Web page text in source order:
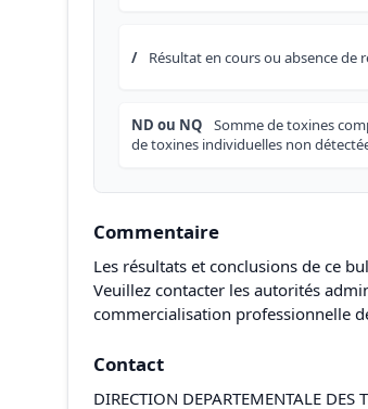
/ Résultat en cours ou absence de
ND ou NQ
Somme de toxines
de toxines individuelles non
Commentaire
Les résultats et conclusions de ce
Veuillez contacter les autorités
commercialisation professionnelle
Contact
DIRECTION DEPARTEMENTALE